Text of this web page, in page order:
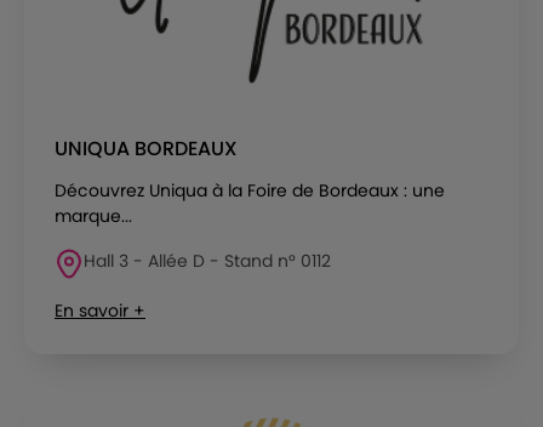
UNIQUA BORDEAUX
Découvrez Uniqua à la Foire de Bordeaux : une
marque...
Hall 3 - Allée D - Stand n° 0112
En savoir +